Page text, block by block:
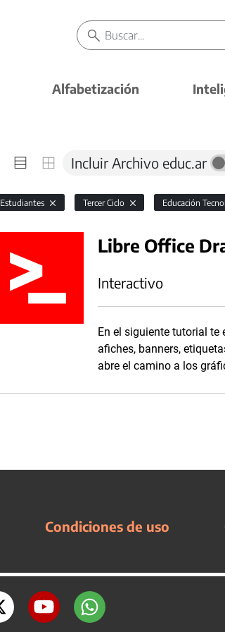
Alfabetización
Incluir Archivo educ.ar
Estudiantes Tercer Ciclo Educación
Libre Office
Interactivo
En el siguiente tutorial te
afiches, banners,
abre el camino a los
Condiciones de uso